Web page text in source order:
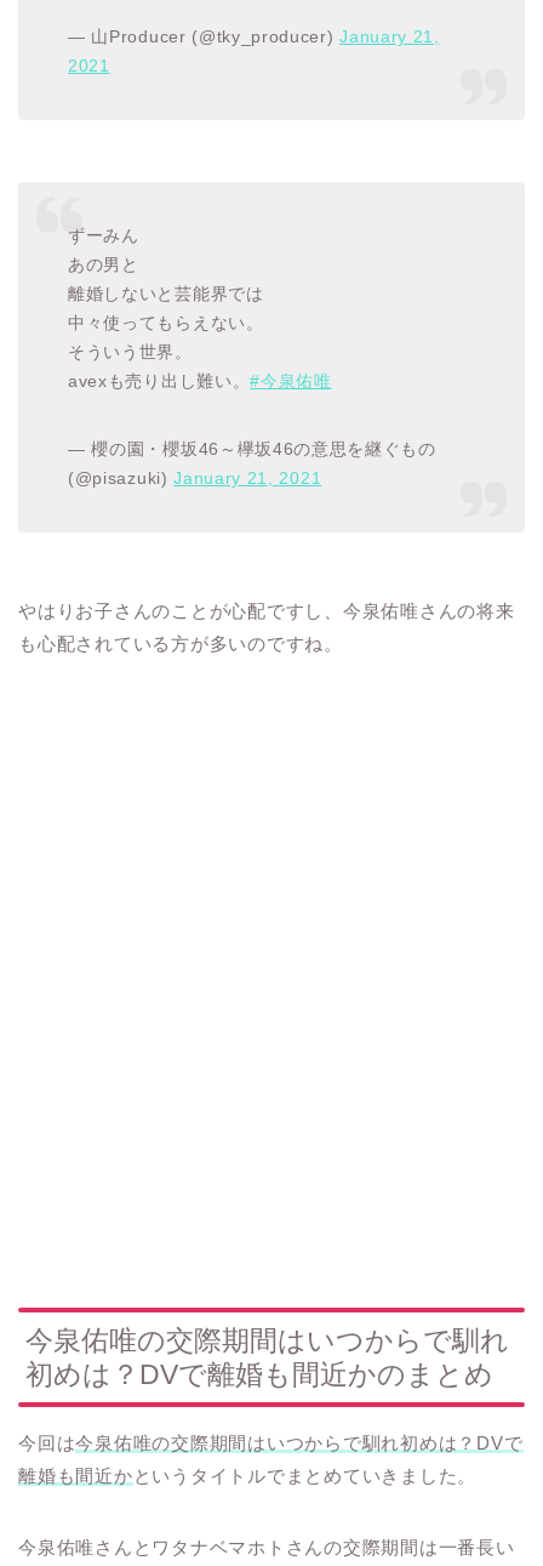
— 山Producer (@tky_producer)January 21,
2021
ずーみん
あの男と
離婚しないと芸能界では
中々使ってもらえない。
そういう世界。
avexも売り出し難い。#今泉佑唯
— 櫻の園・櫻坂46～欅坂46の意思を継ぐもの
(@pisazuki)January 21, 2021
やはりお子さんのことが心配ですし、今泉佑唯さんの将来
も心配されている方が多いのですね。
今泉佑唯の交際期間はいつからで馴れ
初めは？DVで離婚も間近かのまとめ
今回は今泉佑唯の交際期間はいつからで馴れ初めは？DVで
離婚も間近かというタイトルでまとめていきました。
今泉佑唯さんとワタナベマホトさんの交際期間は一番長い